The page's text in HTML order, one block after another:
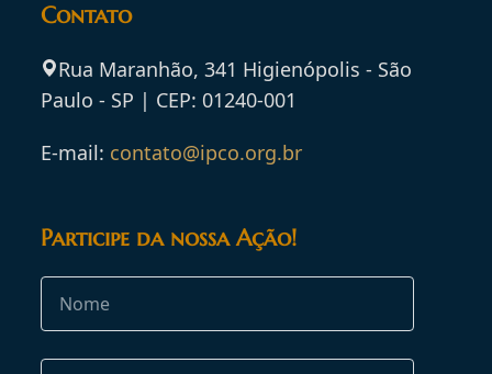
Contato
Rua Maranhão, 341 Higienópolis - São
Paulo - SP | CEP: 01240-001
E-mail: contato@ipco.org.br
Participe da nossa Ação!